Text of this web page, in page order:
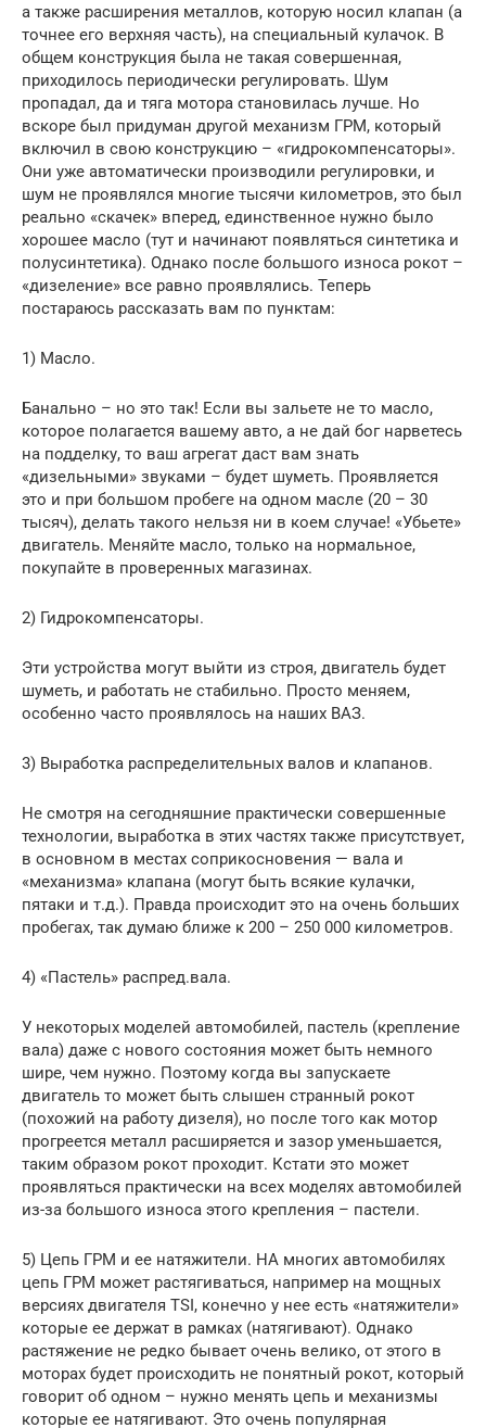
а также расширения металлов, которую носил клапан (а
точнее его верхняя часть), на специальный кулачок. В
общем конструкция была не такая совершенная,
приходилось периодически регулировать. Шум
пропадал, да и тяга мотора становилась лучше. Но
вскоре был придуман другой механизм ГРМ, который
включил в свою конструкцию – «гидрокомпенсаторы».
Они уже автоматически производили регулировки, и
шум не проявлялся многие тысячи километров, это был
реально «скачек» вперед, единственное нужно было
хорошее масло (тут и начинают появляться синтетика и
полусинтетика). Однако после большого износа рокот –
«дизеление» все равно проявлялись. Теперь
постараюсь рассказать вам по пунктам:
1) Масло.
Банально – но это так! Если вы зальете не то масло,
которое полагается вашему авто, а не дай бог нарветесь
на подделку, то ваш агрегат даст вам знать
«дизельными» звуками – будет шуметь. Проявляется
это и при большом пробеге на одном масле (20 – 30
тысяч), делать такого нельзя ни в коем случае! «Убьете»
двигатель. Меняйте масло, только на нормальное,
покупайте в проверенных магазинах.
2) Гидрокомпенсаторы.
Эти устройства могут выйти из строя, двигатель будет
шуметь, и работать не стабильно. Просто меняем,
особенно часто проявлялось на наших ВАЗ.
3) Выработка распределительных валов и клапанов.
Не смотря на сегодняшние практически совершенные
технологии, выработка в этих частях также присутствует,
в основном в местах соприкосновения — вала и
«механизма» клапана (могут быть всякие кулачки,
пятаки и т.д.). Правда происходит это на очень больших
пробегах, так думаю ближе к 200 – 250 000 километров.
4) «Пастель» распред.вала.
У некоторых моделей автомобилей, пастель (крепление
вала) даже с нового состояния может быть немного
шире, чем нужно. Поэтому когда вы запускаете
двигатель то может быть слышен странный рокот
(похожий на работу дизеля), но после того как мотор
прогреется металл расширяется и зазор уменьшается,
таким образом рокот проходит. Кстати это может
проявляться практически на всех моделях автомобилей
из-за большого износа этого крепления – пастели.
5) Цепь ГРМ и ее натяжители. НА многих автомобилях
цепь ГРМ может растягиваться, например на мощных
версиях двигателя TSI, конечно у нее есть «натяжители»
которые ее держат в рамках (натягивают). Однако
растяжение не редко бывает очень велико, от этого в
моторах будет происходить не понятный рокот, который
говорит об одном – нужно менять цепь и механизмы
которые ее натягивают. Это очень популярная